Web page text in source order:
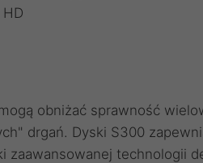
obniżać sprawność
drgań. Dyski S300
zaawansowanej technologii